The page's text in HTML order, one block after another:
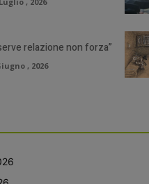
relazione non forza”
, 2026